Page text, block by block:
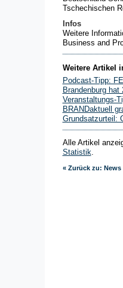
Tschechischen
Infos
Weitere
Business and
Weitere Artikel
Podcast-Tipp:
Brandenburg
Veranstaltungs-
BRANDaktuell
Grundsatzurteil:
Alle Artikel
Statistik
« Zurück zu: News